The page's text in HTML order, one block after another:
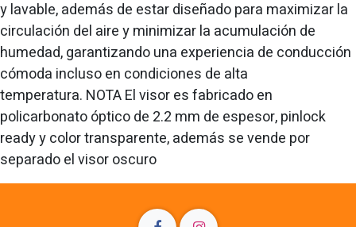
y lavable, además de estar diseñado para maximizar la
circulación del aire y minimizar la acumulación de
humedad, garantizando una experiencia de conducción
cómoda incluso en condiciones de alta
temperatura. NOTA El visor es fabricado en
policarbonato óptico de 2.2 mm de espesor, pinlock
ready y color transparente, además se vende por
separado el visor oscuro